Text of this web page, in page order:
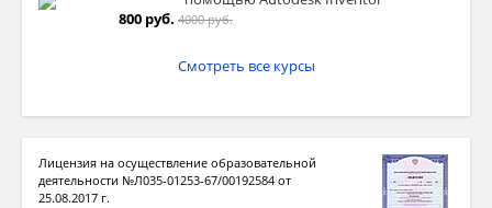
800 руб. 4000 руб.
Смотреть все курсы
Лицензия на осуществление образовательной
деятельности №Л035-01253-67/00192584 от
25.08.2017 г.